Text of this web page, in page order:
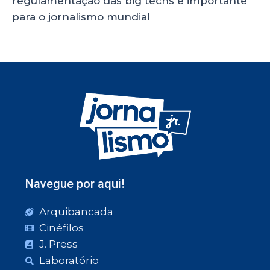
para o jornalismo mundial
Navegue por aqui!
Arquibancada
Cinéfilos
J. Press
Laboratório